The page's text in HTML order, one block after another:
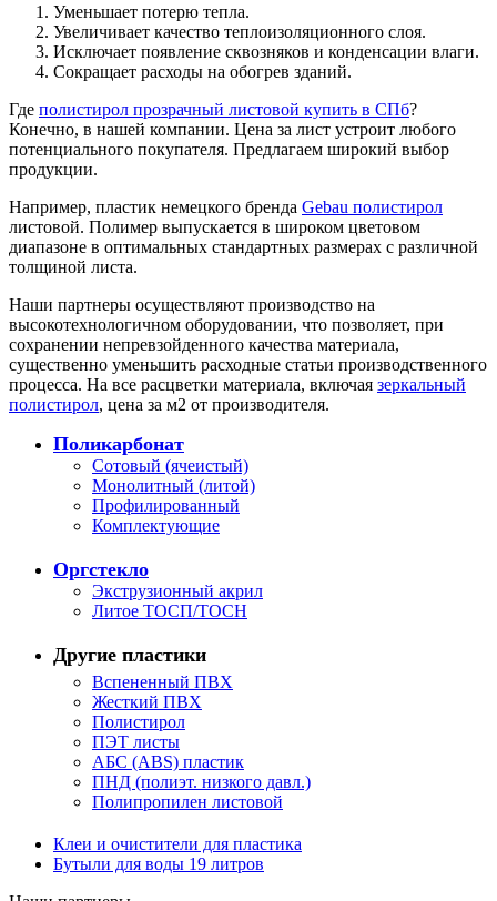
Уменьшает потерю тепла.
Увеличивает качество теплоизоляционного слоя.
Исключает появление сквозняков и конденсации влаги.
Сокращает расходы на обогрев зданий.
Где полистирол прозрачный листовой купить в СПб?
Конечно, в нашей компании. Цена за лист устроит любого
потенциального покупателя. Предлагаем широкий выбор
продукции.
Например, пластик немецкого бренда Gebau полистирол
листовой. Полимер выпускается в широком цветовом
диапазоне в оптимальных стандартных размерах с различной
толщиной листа.
Наши партнеры осуществляют производство на
высокотехнологичном оборудовании, что позволяет, при
сохранении непревзойденного качества материала,
существенно уменьшить расходные статьи производственного
процесса. На все расцветки материала, включая зеркальный
полистирол, цена за м2 от производителя.
Поликарбонат
Сотовый (ячеистый)
Монолитный (литой)
Профилированный
Комплектующие
Оргстекло
Экструзионный акрил
Литое ТОСП/ТОСН
Другие пластики
Вспененный ПВХ
Жесткий ПВХ
Полистирол
ПЭТ листы
АБС (ABS) пластик
ПНД (полиэт. низкого давл.)
Полипропилен листовой
Клеи и очистители для пластика
Бутыли для воды 19 литров